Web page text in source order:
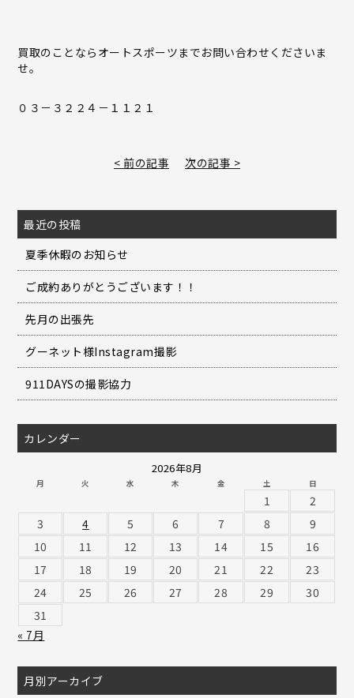
買取のことならオートスポーツまでお問い合わせくださいま
せ。
０３－３２２４－１１２１
< 前の記事 次の記事 >
最近の投稿
夏季休暇のお知らせ
ご成約ありがとうございます！！
先月の出張先
グーネット様Instagram撮影
911DAYSの撮影協力
カレンダー
2026年8月
月 火 水 木 金 土 日
1
2
3
4 5 6 7 8
9
10
11 12 13 14 15
16
17
18 19 20 21 22
23
24
25 26 27 28 29
30
31
« 7月
月別アーカイブ